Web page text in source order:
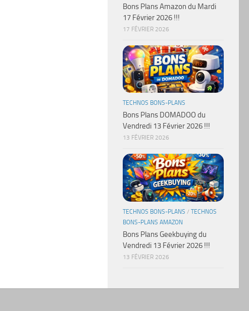
Bons Plans Amazon du Mardi
17 Février 2026 !!!
17 FÉVRIER 2026
TECHNOS BONS-PLANS
Bons Plans DOMADOO du
Vendredi 13 Février 2026 !!!
13 FÉVRIER 2026
TECHNOS BONS-PLANS / TECHNOS
BONS-PLANS AMAZON
Bons Plans Geekbuying du
Vendredi 13 Février 2026 !!!
13 FÉVRIER 2026